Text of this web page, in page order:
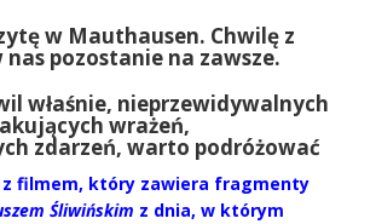
w Mauthausen. Chwilę z
pozostanie na zawsze.
właśnie, nieprzewidywalnych
wrażeń,
zdarzeń, warto podróżować
filmem, który zawiera fragmenty
Śliwińskim z dnia, w którym